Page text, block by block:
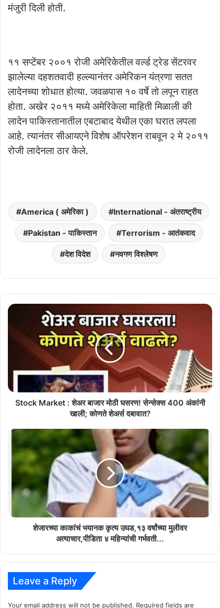
मंजुरी दिली होती.
११ सप्टेंबर २००१ रोजी अमेरिकेतील वर्ल्ड ट्रेड सेंटरवर
झालेल्या दहशतवादी हल्ल्यानंतर अमेरिकन यंत्रणा सतत
लादेनच्या शोधात होत्या. जवळपास १० वर्षे तो लपून राहत
होता. अखेर २०११ मध्ये अमेरिकेला माहिती मिळाली की
लादेन पाकिस्तानातील एबटाबाद येथील एका घरात लपला
आहे. त्यानंतर सीआयएने विशेष ऑपरेशन राबवून २ मे २०११
रोजी लादेनला ठार केले.
America ( अमेरिका ) International - अंतराष्ट्रीय
Pakistan - पाकिस्तान Terrorism - आतंकवाद
देश विदेश नवगण विश्लेषण
Stock
घसरण!
400
अंकांनी
शेअर्स
दबावात?
Stock Market : शेअर बाजार मोठी घसरण! सेन्सेक्स 400 अंकांनी
खाली; कोणते शेअर्स दबावात?
काकांचं
भयानक
कृत्य
उघड,१३
वर्षांच्या
मुलीवर
अत्याचार,पीडिता
शेजारच्या काकांचं भयानक कृत्य उघड,१३ वर्षांच्या मुलीवर
अत्याचार,पीडिता ४ महिन्यांची गर्भवती...
Leave a Reply
Your email address will not be published. Required fields are